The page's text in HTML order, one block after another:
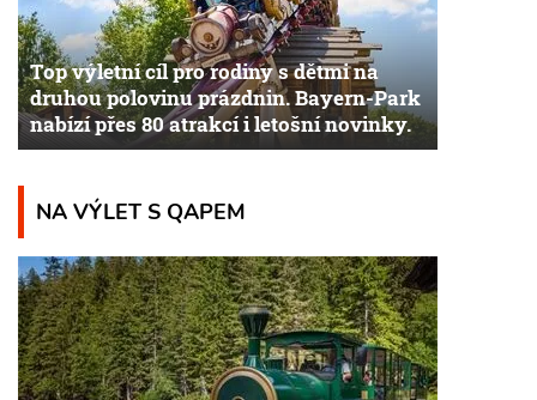
Top výletní cíl pro rodiny s dětmi na
druhou polovinu prázdnin. Bayern-Park
nabízí přes 80 atrakcí i letošní novinky.
NA VÝLET S QAPEM